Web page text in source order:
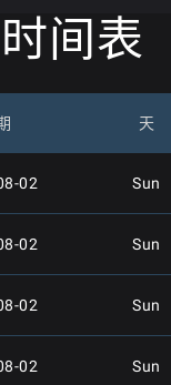
间表
天
02 Sun
02 Sun
02 Sun
02 Sun